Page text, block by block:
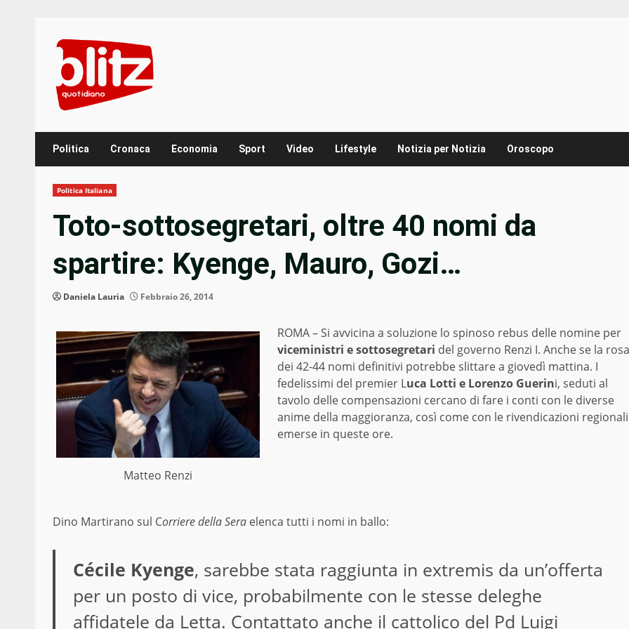
content
Politica Cronaca Economia Sport Video Lifestyle Notizia per Notizia Oroscopo
Politica Italiana
Toto-sottosegretari, oltre 40 nomi da
spartire: Kyenge, Mauro, Gozi…
Daniela Lauria Febbraio 26, 2014
Matteo Renzi
ROMA – Si avvicina a soluzione lo spinoso rebus delle nomine per
viceministri e sottosegretari del governo Renzi I. Anche se la rosa
dei 42-44 nomi definitivi potrebbe slittare a giovedì mattina. I
fedelissimi del premier Luca Lotti e Lorenzo Guerini, seduti al
tavolo delle compensazioni cercano di fare i conti con le diverse
anime della maggioranza, così come con le rivendicazioni regionali
emerse in queste ore.
Dino Martirano sul Corriere della Sera elenca tutti i nomi in ballo:
Cécile Kyenge, sarebbe stata raggiunta in extremis da un’offerta
per un posto di vice, probabilmente con le stesse deleghe
affidatele da Letta. Contattato anche il cattolico del Pd Luigi